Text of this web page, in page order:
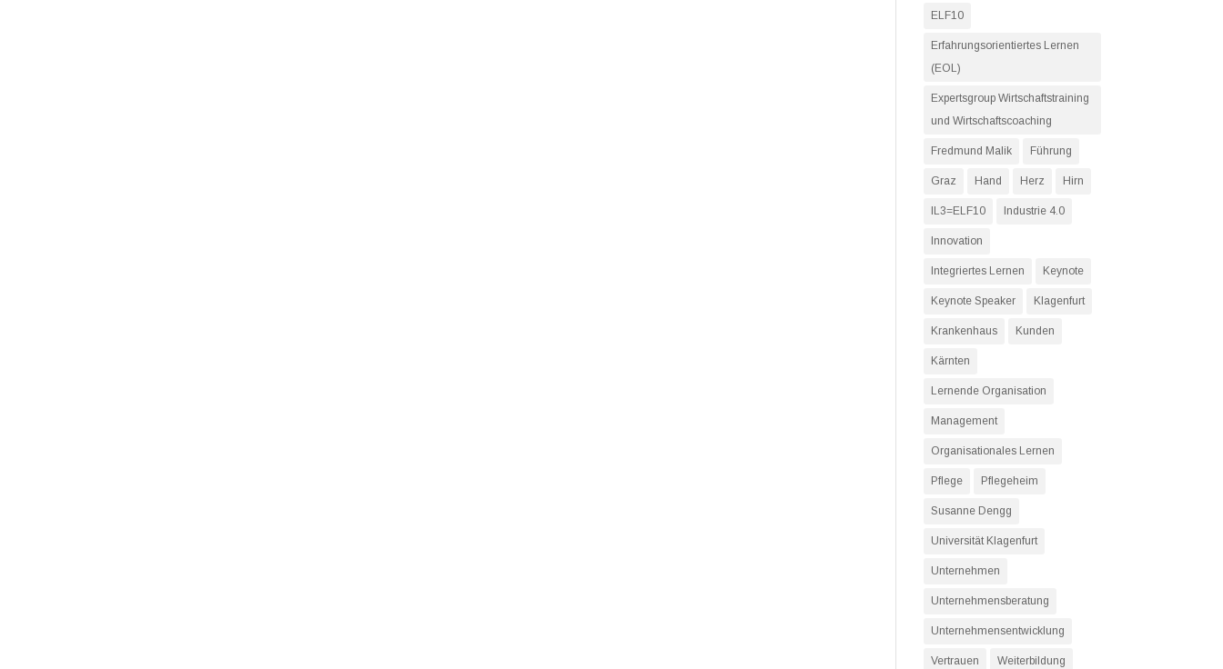
ELF10
Erfahrungsorientiertes Lernen
(EOL)
Expertsgroup Wirtschaftstraining
und Wirtschaftscoaching
Fredmund Malik Führung
Graz Hand Herz Hirn
IL3=ELF10 Industrie 4.0
Innovation
Integriertes Lernen Keynote
Keynote Speaker Klagenfurt
Krankenhaus Kunden
Kärnten
Lernende Organisation
Management
Organisationales Lernen
Pflege Pflegeheim
Susanne Dengg
Universität Klagenfurt
Unternehmen
Unternehmensberatung
Unternehmensentwicklung
Vertrauen Weiterbildung